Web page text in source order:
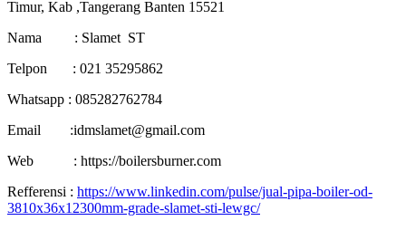
Timur, Kab ,Tangerang Banten 15521
Nama : Slamet ST
Telpon : 021 35295862
Whatsapp : 085282762784
Email :idmslamet@gmail.com
Web : https://boilersburner.com
Refferensi : https://www.linkedin.com/pulse/jual-pipa-boiler-od-
3810x36x12300mm-grade-slamet-sti-lewgc/